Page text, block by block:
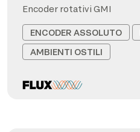
Encoder rotativi GMI
ENCODER ASSOLUTO
AMBIENTI OSTILI